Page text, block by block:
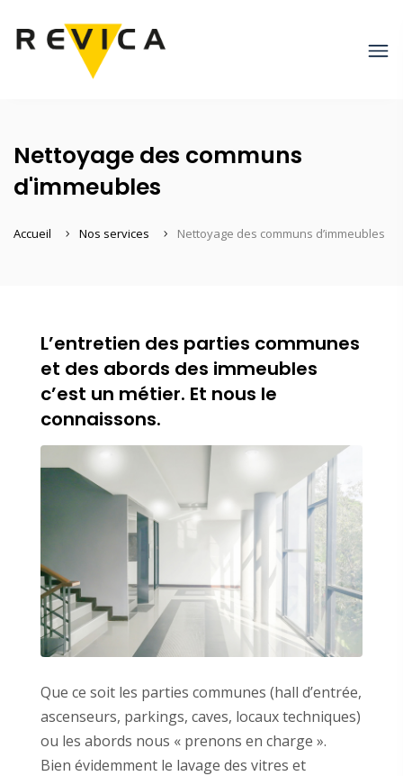
Nettoyage des communs
d'immeubles
Accueil Nos services Nettoyage des communs d’immeubles
L’entretien des parties communes
et des abords des immeubles
c’est un métier. Et nous le
connaissons.
Que ce soit les parties communes (hall d’entrée,
ascenseurs, parkings, caves, locaux techniques)
ou les abords nous « prenons en charge ».
Bien évidemment le lavage des vitres et